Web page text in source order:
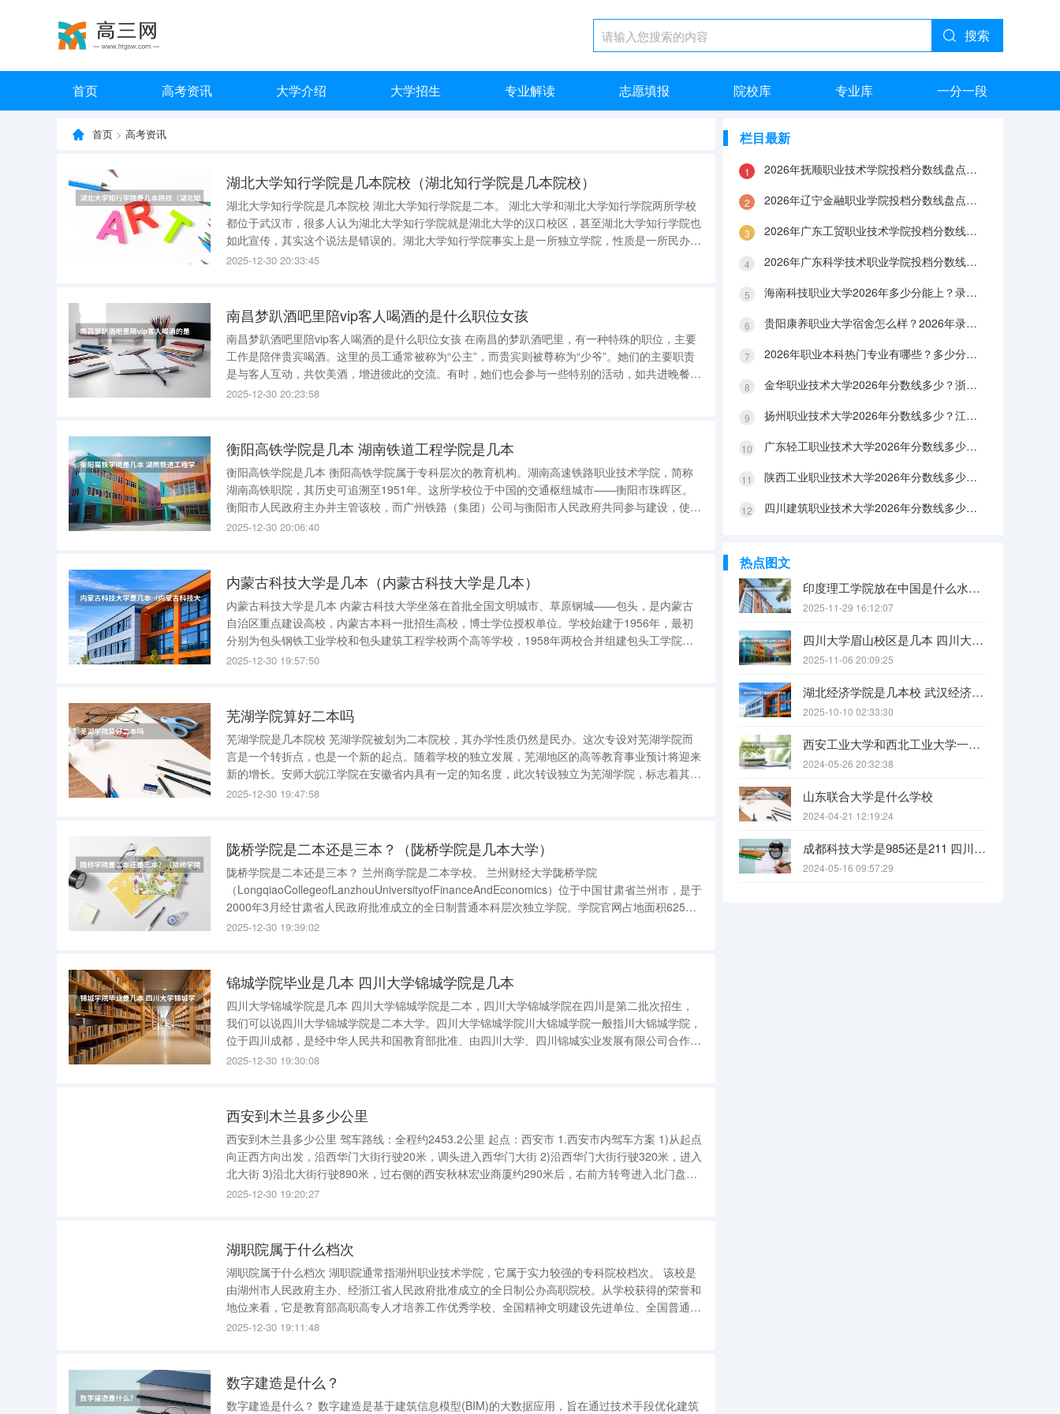
搜索
首页 高考资讯 大学介绍 大学招生 专业解读 志愿填报 院校库 专业库 一分一段
首页 > 高考资讯
湖北大学知行学院是几本院校（湖北知行学院是几本院校）
湖北大学知行学院是几本院校 湖北大学知行学院是二本。 湖北大学和湖北大学知行学院两所学校
都位于武汉市，很多人认为湖北大学知行学院就是湖北大学的汉口校区，甚至湖北大学知行学院也
如此宣传，其实这个说法是错误的。湖北大学知行学院事实上是一所独立学院，性质是一所民办高
校，也就是说靠学费和社会捐助过日子的学校。 湖北大学知行学院，是由湖北大学和湖北天兴科
2025-12-30 20:33:45
南昌梦趴酒吧里陪vip客人喝酒的是什么职位女孩
南昌梦趴酒吧里陪vip客人喝酒的是什么职位女孩 在南昌的梦趴酒吧里，有一种特殊的职位，主要
工作是陪伴贵宾喝酒。这里的员工通常被称为“公主”，而贵宾则被尊称为“少爷”。她们的主要职责
是与客人互动，共饮美酒，增进彼此的交流。有时，她们也会参与一些特别的活动，如共进晚餐或
参与派对。 工作内容主要围绕着营造愉悦的氛围，满足贵宾的社交需求。这不仅限于简单的陪
2025-12-30 20:23:58
衡阳高铁学院是几本 湖南铁道工程学院是几本
衡阳高铁学院是几本 衡阳高铁学院属于专科层次的教育机构。湖南高速铁路职业技术学院，简称
湖南高铁职院，其历史可追溯至1951年。这所学校位于中国的交通枢纽城市——衡阳市珠晖区。
衡阳市人民政府主办并主管该校，而广州铁路（集团）公司与衡阳市人民政府共同参与建设，使其
成为一所全日制的公办普通高等学校。 作为一所专注于高速铁路技术的专业学院，湖南高铁职院
2025-12-30 20:06:40
内蒙古科技大学是几本（内蒙古科技大学是几本）
内蒙古科技大学是几本 内蒙古科技大学坐落在首批全国文明城市、草原钢城——包头，是内蒙古
自治区重点建设高校，内蒙古本科一批招生高校，博士学位授权单位。学校始建于1956年，最初
分别为包头钢铁工业学校和包头建筑工程学校两个高等学校，1958年两校合并组建包头工学院，
1960年更名为包头钢铁学院，隶属原冶金工业部，1998年成为中央与地方共建的高等学校。2003
2025-12-30 19:57:50
芜湖学院算好二本吗
芜湖学院是几本院校 芜湖学院被划为二本院校，其办学性质仍然是民办。这次专设对芜湖学院而
言是一个转折点，也是一个新的起点。随着学校的独立发展，芜湖地区的高等教育事业预计将迎来
新的增长。安师大皖江学院在安徽省内具有一定的知名度，此次转设独立为芜湖学院，标志着其与
安徽师范大学正式“断绝关系”，走上独立发展的道路，这对芜湖学院来说无疑是一次重大的挑战。
2025-12-30 19:47:58
陇桥学院是二本还是三本？（陇桥学院是几本大学）
陇桥学院是二本还是三本？ 兰州商学院是二本学校。 兰州财经大学陇桥学院
（LongqiaoCollegeofLanzhouUniversityofFinanceAndEconomics）位于中国甘肃省兰州市，是于
2000年3月经甘肃省人民政府批准成立的全日制普通本科层次独立学院。学院官网占地面积625
2025-12-30 19:39:02
锦城学院毕业是几本 四川大学锦城学院是几本
四川大学锦城学院是几本 四川大学锦城学院是二本，四川大学锦城学院在四川是第二批次招生，
我们可以说四川大学锦城学院是二本大学。四川大学锦城学院川大锦城学院一般指川大锦城学院，
位于四川成都，是经中华人民共和国教育部批准、由四川大学、四川锦城实业发展有限公司合作举
办的全日制普通本科民办独立学院。 四川大学锦城学院是2005年由四川大学申办、经教育部批准
2025-12-30 19:30:08
西安到木兰县多少公里
西安到木兰县多少公里 驾车路线：全程约2453.2公里 起点：西安市 1.西安市内驾车方案 1)从起点
向正西方向出发，沿西华门大街行驶20米，调头进入西华门大街 2)沿西华门大街行驶320米，进入
北大街 3)沿北大街行驶890米，过右侧的西安秋林宏业商厦约290米后，右前方转弯进入北门盘道
2025-12-30 19:20:27
湖职院属于什么档次
湖职院属于什么档次 湖职院通常指湖州职业技术学院，它属于实力较强的专科院校档次。 该校是
由湖州市人民政府主办、经浙江省人民政府批准成立的全日制公办高职院校。从学校获得的荣誉和
地位来看，它是教育部高职高专人才培养工作优秀学校、全国精神文明建设先进单位、全国普通高
等学校毕业生就业工作先进集体、全国“1+X”证书试点院校、浙江省“双高”建设单位、浙江省示范性
2025-12-30 19:11:48
数字建造是什么？
数字建造是什么？ 数字建造是基于建筑信息模型(BIM)的大数据应用，旨在通过技术手段优化建筑
栏目最新
2026年抚顺职业技术学院投档分数线盘点：录取分数、生活与就业指南
2026年辽宁金融职业学院投档分数线盘点：录取分数、生活与就业指南
2026年广东工贸职业技术学院投档分数线盘点：录取分数、生活与就业指南
2026年广东科学技术职业学院投档分数线盘点：录取分数、生活与就业指南
海南科技职业大学2026年多少分能上？录取分数线与生活成本解答
贵阳康养职业大学宿舍怎么样？2026年录取分数、费用及入学手续
2026年职业本科热门专业有哪些？多少分能上？绿牌专业有哪些？
金华职业技术大学2026年分数线多少？浙江考生563分能上吗？机械专业好就业吗？
扬州职业技术大学2026年分数线多少？江苏考生528分能上吗？医养照护好就业吗？
广东轻工职业技术大学2026年分数线多少？广东考生542分能上吗？
陕西工业职业技术大学2026年分数线多少？陕西考生355分能上吗？机械专业好就业吗？
四川建筑职业技术大学2026年分数线多少？四川考生510分能上吗？建筑专业好就业吗？
热点图文
印度理工学院放在中国是什么水平？
2025-11-29 16:12:07
四川大学眉山校区是几本 四川大学锦江学院是几本？咋样？
2025-11-06 20:09:25
湖北经济学院是几本校 武汉经济学院是几本
2025-10-10 02:33:30
西安工业大学和西北工业大学一样吗
2024-05-26 20:32:38
山东联合大学是什么学校
2024-04-21 12:19:24
成都科技大学是985还是211 四川科技大学全国排名
2024-05-16 09:57:29